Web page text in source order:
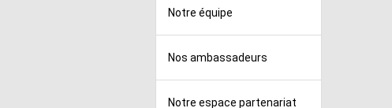
Notre équipe
Nos ambassadeurs
Notre espace partenariat